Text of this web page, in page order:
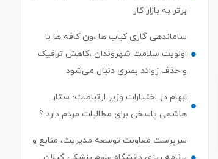
برتر به بازار کار
ساماندهی گاری کباب ها ،ون کافه ها با
اولویت سلامت شهروندان ،کاهش ترافیک
و حذف زوائد بصری دنبال می‌شود
ابهام در اختیارات وزیر ارتباطات؛ ستار
هاشمی پاسخی برای مطالبات مردم دارد ؟
سرپرست معاونت توسعه مدیریت، منابع و